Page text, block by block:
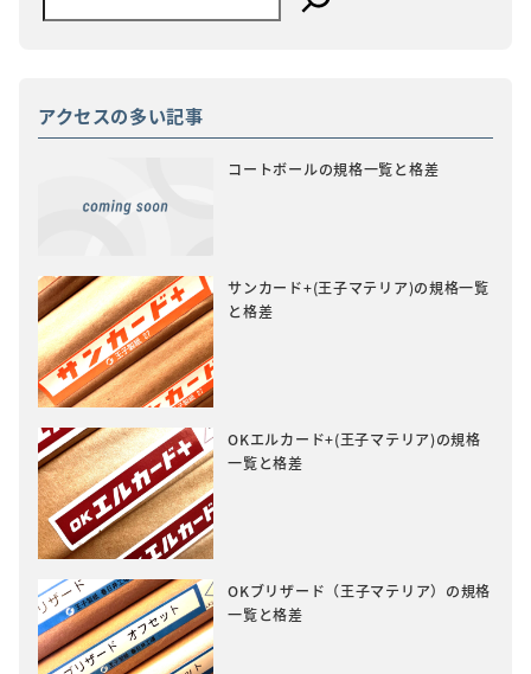
アクセスの多い記事
コートボールの規格一覧と格差
サンカード+(王子マテリア)の規格一覧
と格差
OKエルカード+(王子マテリア)の規格
一覧と格差
OKブリザード（王子マテリア）の規格
一覧と格差